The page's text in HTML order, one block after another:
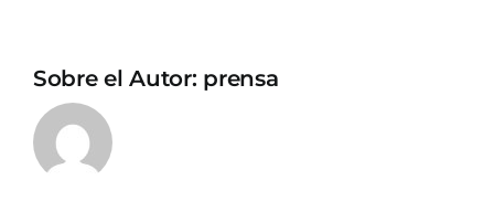
Sobre el Autor: prensa